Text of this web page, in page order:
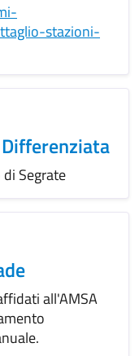
stazioni-
Segrate
all'AMSA